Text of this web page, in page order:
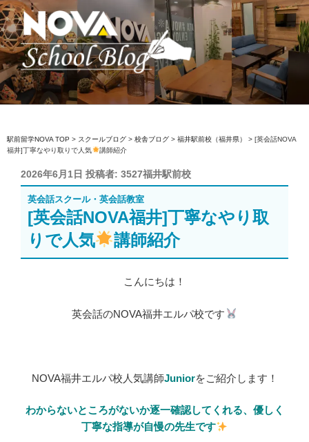
コ
ン
テ
ン
ツ
へ
ス
ッ
プ
駅前留学NOVA【公式】スクールブロ
英会話スクール・英会話教室
駅前留学NOVA TOP > スクールブログ > 校舎ブログ > 福井駅前校（福井県） > [英会話NOVA
福井]丁寧なやり取りで人気
講師紹介
投
稿
日:
2026年6月1日 投稿者: 3527福井駅前校
英会話スクール・英会話教室
[英会話NOVA福井]丁寧なやり取
りで人気
講師紹介
こんにちは！
英会話のNOVA福井エルパ校です
NOVA福井エルパ校人気講師Juniorをご紹介します！
わからないところがないか逐一確認してくれる、優しく
丁寧な指導が自慢の先生です